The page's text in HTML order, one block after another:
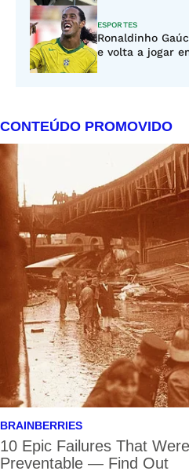
ESPORTES
Ronaldinho
e volta a jogar